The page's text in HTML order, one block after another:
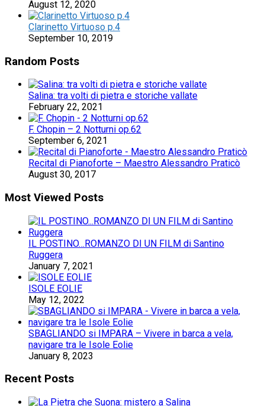
August 12, 2020
Clarinetto Virtuoso p.4
September 10, 2019
Random Posts
Salina: tra volti di pietra e storiche vallate
February 22, 2021
F. Chopin – 2 Notturni op.62
September 6, 2021
Recital di Pianoforte – Maestro Alessandro Praticò
August 30, 2017
Most Viewed Posts
IL POSTINO…ROMANZO DI UN FILM di Santino
Ruggera
January 7, 2021
ISOLE EOLIE
May 12, 2022
SBAGLIANDO si IMPARA – Vivere in barca a vela,
navigare tra le Isole Eolie
January 8, 2023
Recent Posts